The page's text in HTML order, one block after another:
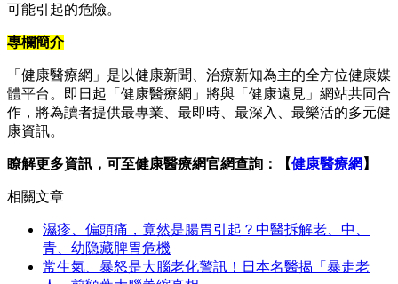
可能引起的危險。
專欄簡介
「健康醫療網」是以健康新聞、治療新知為主的全方位健康媒
體平台。即日起「健康醫療網」將與「健康遠見」網站共同合
作，將為讀者提供最專業、最即時、最深入、最樂活的多元健
康資訊。
瞭解更多資訊，可至健康醫療網官網查詢：【健康醫療網 】
相關文章
濕疹、偏頭痛，竟然是腸胃引起？中醫拆解老、中、
青、幼隐藏脾胃危機
常生氣、暴怒是大腦老化警訊！日本名醫揭「暴走老